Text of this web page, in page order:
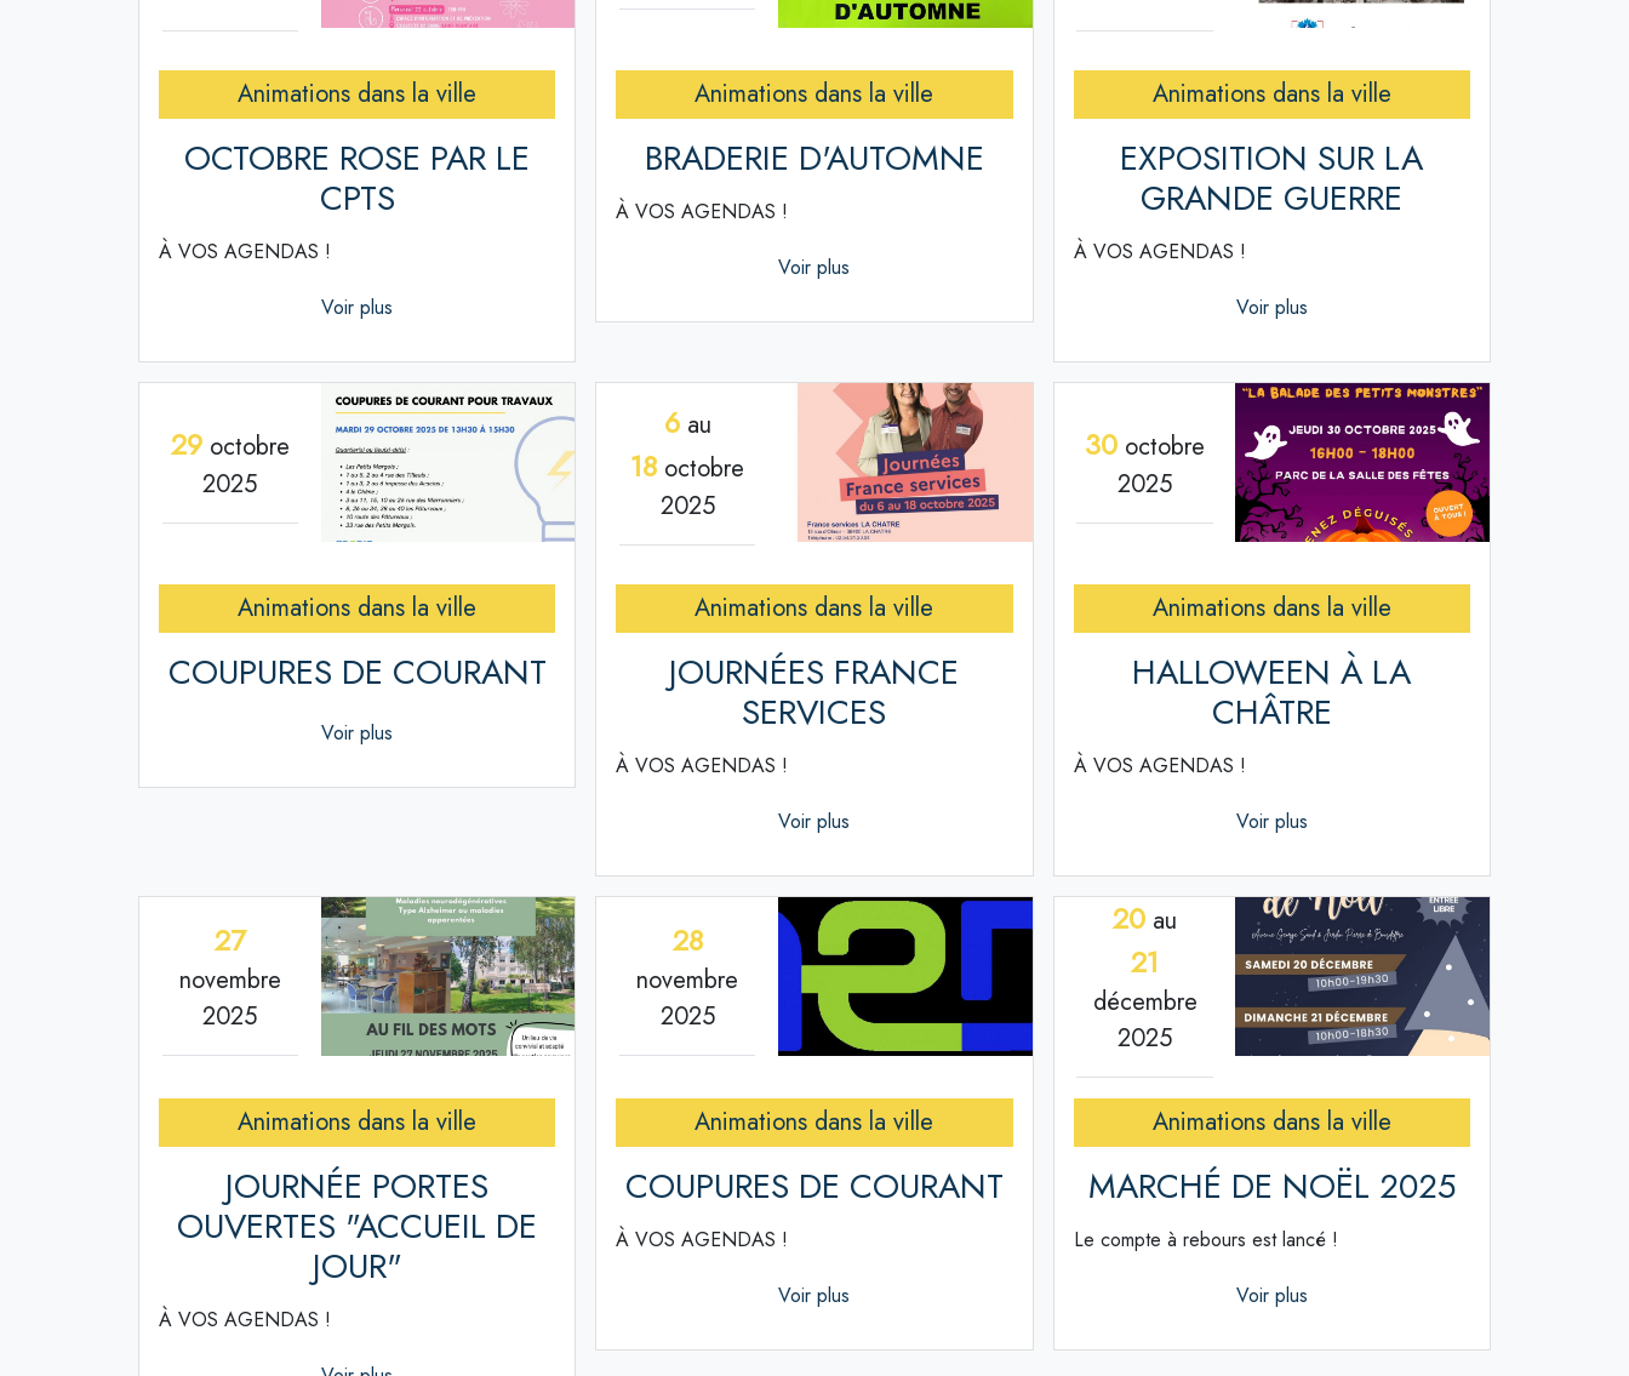
Animations dans la ville
OCTOBRE ROSE PAR LE
CPTS
À VOS AGENDAS !
Voir plus
Animations dans la ville
BRADERIE D'AUTOMNE
À VOS AGENDAS !
Voir plus
Animations dans la ville
EXPOSITION SUR LA
GRANDE GUERRE
À VOS AGENDAS !
Voir plus
29octobre
2025
Animations dans la ville
COUPURES DE COURANT
Voir plus
6au
18 octobre
2025
Animations dans la ville
JOURNÉES FRANCE
SERVICES
À VOS AGENDAS !
Voir plus
30 octobre
2025
Animations dans la ville
HALLOWEEN À LA
CHÂTRE
À VOS AGENDAS !
Voir plus
27
novembre
2025
Animations dans la ville
JOURNÉE PORTES
OUVERTES "ACCUEIL DE
JOUR"
À VOS AGENDAS !
28
novembre
2025
Animations dans la ville
COUPURES DE COURANT
À VOS AGENDAS !
Voir plus
20 au
21
décembre
2025
Animations dans la ville
MARCHÉ DE NOËL 2025
Le compte à rebours est lancé !
Voir plus